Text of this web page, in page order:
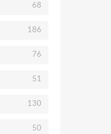
68
186
76
51
130
50